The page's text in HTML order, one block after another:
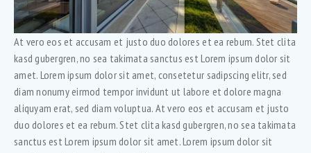
At vero eos et accusam et justo duo dolores et ea rebum. Stet clita
kasd gubergren, no sea takimata sanctus est Lorem ipsum dolor sit
amet. Lorem ipsum dolor sit amet, consetetur sadipscing elitr, sed
diam nonumy eirmod tempor invidunt ut labore et dolore magna
aliquyam erat, sed diam voluptua. At vero eos et accusam et justo
duo dolores et ea rebum. Stet clita kasd gubergren, no sea takimata
sanctus est Lorem ipsum dolor sit amet. Lorem ipsum dolor sit